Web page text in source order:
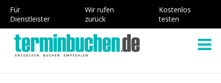
Für
Dienstleister
Wir rufen
zurück
Kostenlos
testen